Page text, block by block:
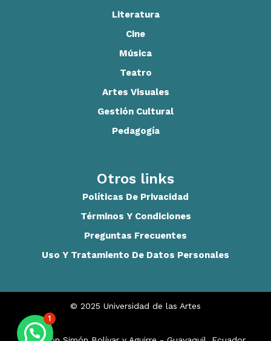
Literatura
Cine
Música
Teatro
Artes Visuales
Gestión Cultural
Pedagogía
Otros links
Políticas De Privacidad
Términos Y Condiciones
Preguntas Frecuentes
Uso Y Tratamiento De Datos Personales
© 2025 Universidad de las Artes
1